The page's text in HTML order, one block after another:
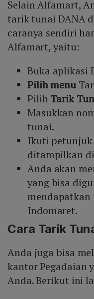
Selain Alfamart,
tarik tunai DANA
caranya sendiri
Alfamart, yaitu:
Buka aplikasi
Pilih menu
Pilih Tarik
Masukkan
tunai.
Ikuti petunjuk
ditampilkan
Anda akan
yang bisa
Indomaret.
Cara Tarik
Anda juga bisa
kantor Pegadaian
Anda. Berikut ini